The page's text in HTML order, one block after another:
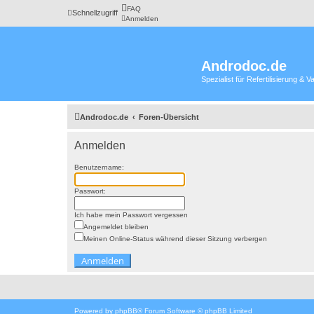
Schnellzugriff
FAQ
Anmelden
Androdoc.de
Spezialist für Refertilisierung &
Androdoc.de Foren-Übersicht
Anmelden
Benutzername:
Passwort:
Ich habe mein Passwort vergessen
Angemeldet bleiben
Meinen Online-Status während dieser Sitzung verbergen
Powered by phpBB® Forum Software © phpBB Limited